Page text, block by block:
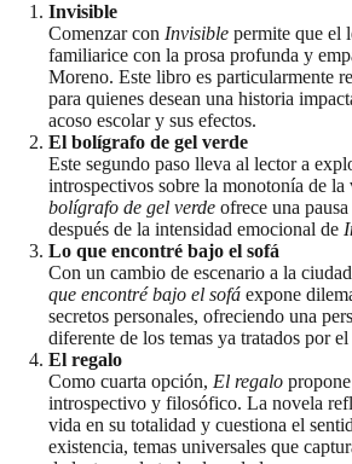
Invisible
Comenzar con Invisible permite que el
familiarice con la prosa profunda y
Moreno. Este libro es particularmente
para quienes desean una historia
acoso escolar y sus efectos.
El bolígrafo de gel verde
Este segundo paso lleva al lector a
introspectivos sobre la monotonía de la
bolígrafo de gel verde ofrece una
después de la intensidad emocional de
Lo que encontré bajo el sofá
Con un cambio de escenario a la
que encontré bajo el sofá expone
secretos personales, ofreciendo una
diferente de los temas ya tratados por el
El regalo
Como cuarta opción, El regalo
introspectivo y filosófico. La novela
vida en su totalidad y cuestiona el
existencia, temas universales que